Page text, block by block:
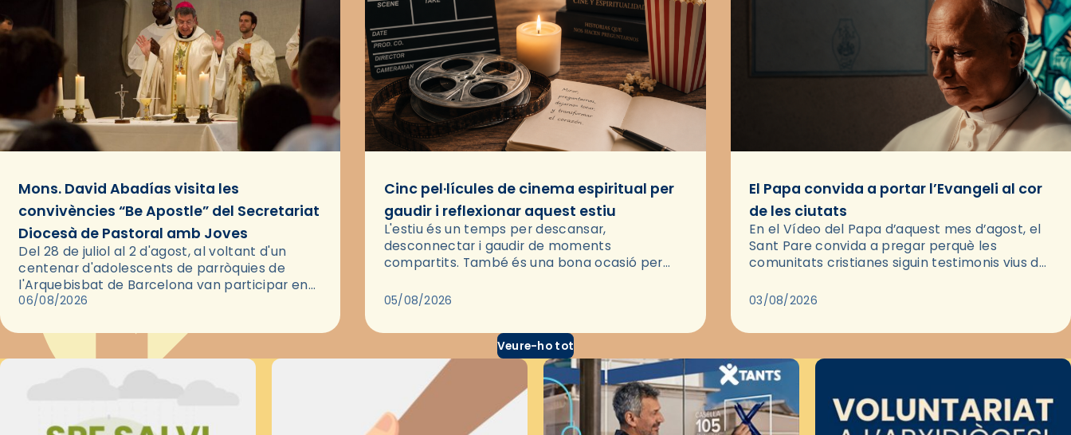
Mons. David Abadías visita les
convivències “Be Apostle” del Secretariat
Diocesà de Pastoral amb Joves
Del 28 de juliol al 2 d'agost, al voltant d'un
centenar d'adolescents de parròquies de
l'Arquebisbat de Barcelona van participar en
les convivències Be Apostle, organitzades pel
06/08/2026
Cinc pel·lícules de cinema espiritual per
gaudir i reflexionar aquest estiu
L'estiu és un temps per descansar,
desconnectar i gaudir de moments
compartits. També és una bona ocasió per
través del cinema, reflexionar sobre les…
05/08/2026
El Papa convida a portar l’Evangeli al cor
de les ciutats
En el Vídeo del Papa d’aquest mes d’agost, el
Sant Pare convida a pregar perquè les
comunitats cristianes siguin testimonis vius de
pregària, el…
03/08/2026
Veure-ho tot